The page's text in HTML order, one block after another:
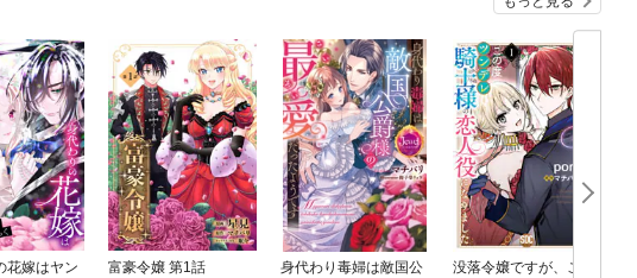
花嫁はヤン
富豪令嬢 第1話
身代わり毒婦は敵国公
没落令嬢ですが、この